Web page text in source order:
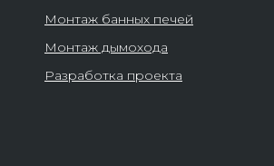
Монтаж банных печей
Монтаж дымохода
Разработка проекта